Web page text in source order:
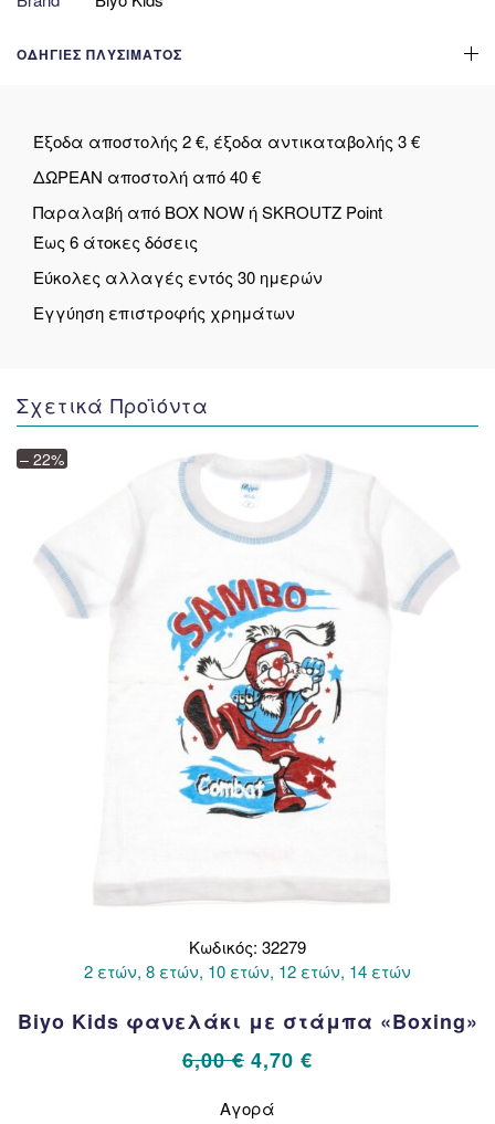
ΟΔΗΓΊΕΣ ΠΛΥΣΊΜΑΤΟΣ
Έξοδα αποστολής 2 €, έξοδα αντικαταβολής 3 €
ΔΩΡΕΑΝ αποστολή από 40 €
Παραλαβή από BOX NOW ή SKROUTZ Point
Έως 6 άτοκες δόσεις
Εύκολες αλλαγές εντός 30 ημερών
Εγγύηση επιστροφής χρημάτων
Σχετικά Προϊόντα
– 22%
Κωδικός: 32279
2 ετών, 8 ετών, 10 ετών, 12 ετών, 14 ετών
Biyo Kids φανελάκι με στάμπα «Boxing»
6,00€ Original
was:
4,70 €
Αγορά